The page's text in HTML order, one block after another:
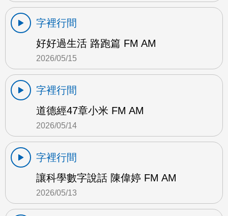
字裡行間
好好過生活 路跑篇 FM AM
2026/05/15
字裡行間
道德經47章小米 FM AM
2026/05/14
字裡行間
讓科學數字說話 陳偉婷 FM AM
2026/05/13